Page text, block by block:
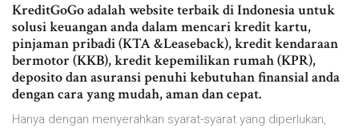
KreditGoGo adalah website terbaik di Indonesia untuk
solusi keuangan anda dalam mencari kredit kartu,
pinjaman pribadi (KTA &Leaseback), kredit kendaraan
bermotor (KKB), kredit kepemilikan rumah (KPR),
deposito dan asuransi penuhi kebutuhan finansial anda
dengan cara yang mudah, aman dan cepat.
Hanya dengan menyerahkan syarat-syarat yang diperlukan,